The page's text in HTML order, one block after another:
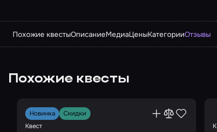
Похожие квестыОписаниеМедиаЦеныКатегорииОтзывы
Похожие квесты
Новинка
Скидки
Квест